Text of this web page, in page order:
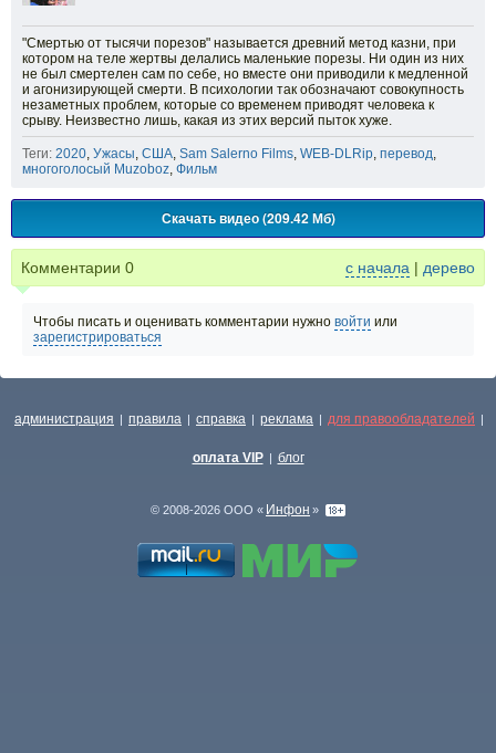
"Смертью от тысячи порезов" называется древний метод казни, при
котором на теле жертвы делались маленькие порезы. Ни один из них
не был смертелен сам по себе, но вместе они приводили к медленной
и агонизирующей смерти. В психологии так обозначают совокупность
незаметных проблем, которые со временем приводят человека к
срыву. Неизвестно лишь, какая из этих версий пыток хуже.
Теги: 2020 Ужасы США Sam Salerno Films WEB-DLRip перевод
многоголосый Muzoboz Фильм
Скачать видео (209.42 Мб)
Комментарии 0 с начала | дерево
Чтобы писать и оценивать комментарии нужно войти или
зарегистрироваться
администрация | правила | справка | реклама | для правообладателей |
оплата VIP | блог
© 2008-2026 ООО « Инфон »